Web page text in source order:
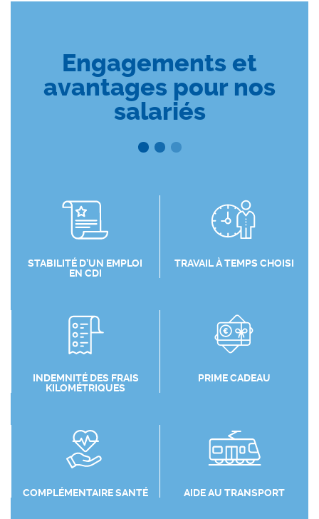
Engagements et
avantages pour nos
salariés
STABILITÉ D’UN EMPLOI
EN CDI
TRAVAIL À TEMPS CHOISI
INDEMNITÉ DES FRAIS
KILOMÉTRIQUES
PRIME CADEAU
COMPLÉMENTAIRE SANTÉ AIDE AU TRANSPORT